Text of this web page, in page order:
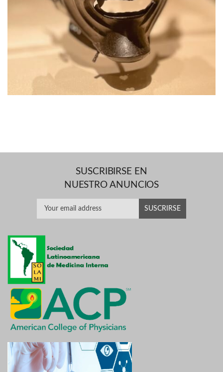
SUSCRIBIRSE EN
NUESTRO ANUNCIOS